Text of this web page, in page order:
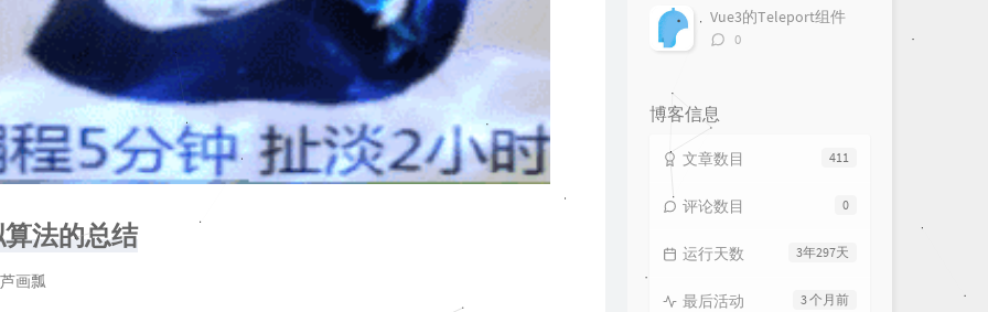
法的总结
画瓢
数：
Vue3的Teleport组件
评
0
博客信息
411
文章数目
0
评论数目
3年297天
运行天数
3 个月前
最后活动